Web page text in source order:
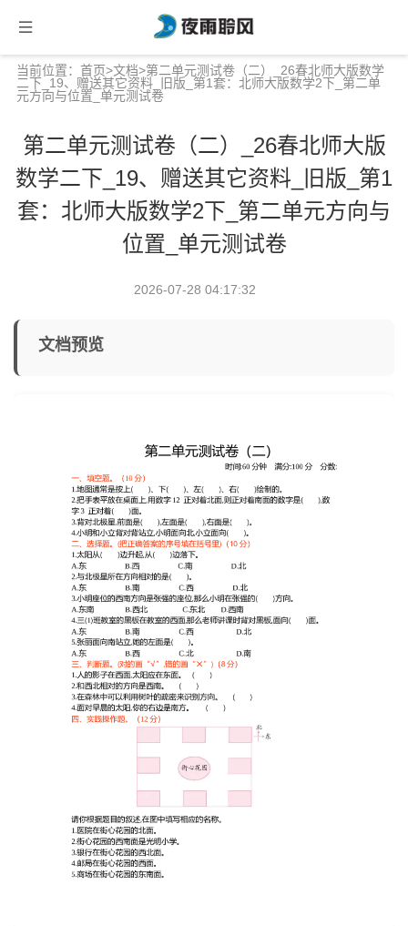
当前位置： 首页>文档>第二单元测试卷（二）_26春北师大版数学
二下_19、赠送其它资料_旧版_第1套：北师大版数学2下_第二单
元方向与位置_单元测试卷
第二单元测试卷（二）_26春北师大版
数学二下_19、赠送其它资料_旧版_第1
套：北师大版数学2下_第二单元方向与
位置_单元测试卷
2026-07-28 04:17:32
文档预览